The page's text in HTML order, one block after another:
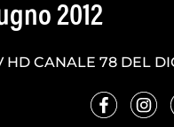
2012
HD CANALE 78 DEL